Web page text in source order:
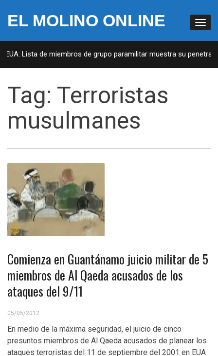
EL MOLINO ONLINE
Lista de miembros de grupo paramilitar muestra su
Tag: Terroristas
musulmanes
Comienza en Guantánamo juicio militar de 5
miembros de Al Qaeda acusados de los
ataques del 9/11
05/05/2012
En medio de la máxima seguridad, el juicio de cinco
presuntos miembros de Al Qaeda acusados de planear los
ataques terroristas del 11 de septiembre del 2001 en EUA